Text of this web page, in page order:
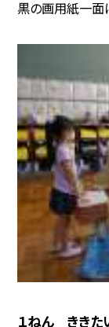
黒の画用紙一面
１ねん ききた